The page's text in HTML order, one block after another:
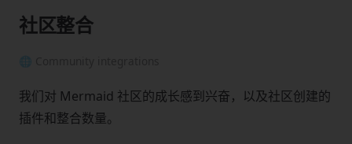
社区整合
🌐 Community integrations
我们对 Mermaid 社区的成长感到兴奋，以及社区创建的
插件和整合数量。